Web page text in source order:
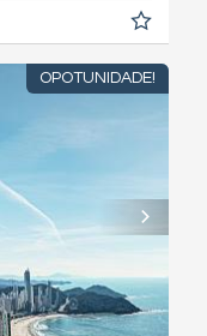
OPOTUNIDADE!